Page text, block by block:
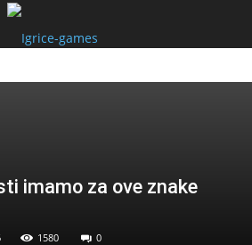
imamo za ove znake
1580 0